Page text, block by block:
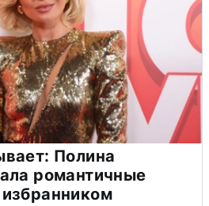
Полина
романтичные